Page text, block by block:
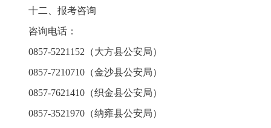
十二、报考咨询
咨询电话：
0857-5221152 （大方县公安局）
0857-7210710 （金沙县公安局）
0857-7621410 （织金县公安局）
0857-3521970 （纳雍县公安局）